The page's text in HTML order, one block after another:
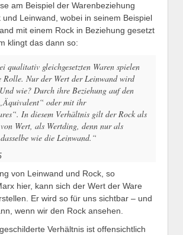
am Beispiel der Warenbeziehung
und Leinwand, wobei in seinem Beispiel
mit einem Rock in Beziehung gesetzt
klingt das dann so:
qualitativ gleichgesetzten Waren spielen
Rolle. Nur der Wert der Leinwand wird
wie? Durch ihre Beziehung auf den
oder mit ihr
In diesem Verhältnis gilt der Rock als
Wert, als Wertding, denn nur als
wie die Leinwand.“
von Leinwand und Rock, so
hier, kann sich der Wert der Ware
Er wird so für uns sichtbar – und
wenn wir den Rock ansehen.
Verhältnis ist offensichtlich